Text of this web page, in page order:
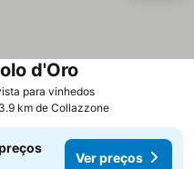
para vinhedos
d'Oro
km de Collazzone
Ver preços